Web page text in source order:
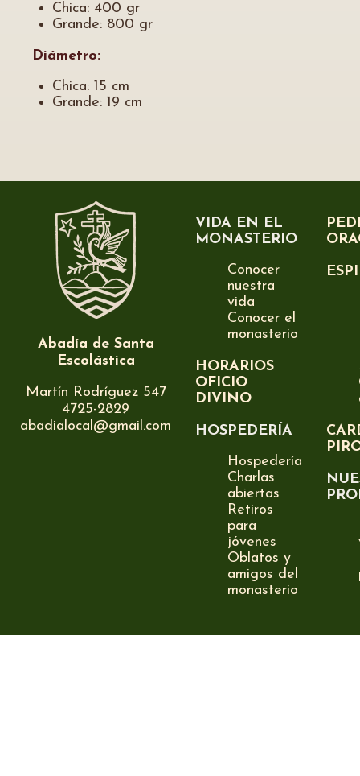
Chica: 400 gr
Grande: 800 gr
Diámetro:
Chica: 15 cm
Grande: 19 cm
Abadía de Santa
Escolástica
Martín Rodríguez 547
4725-2829
abadialocal@gmail.com
VIDA EN EL
MONASTERIO
Conocer
nuestra
vida
Conocer el
monasterio
HORARIOS
OFICIO
DIVINO
HOSPEDERÍA
Hospedería
Charlas
abiertas
Retiros
para
jóvenes
Oblatos y
amigos del
monasterio